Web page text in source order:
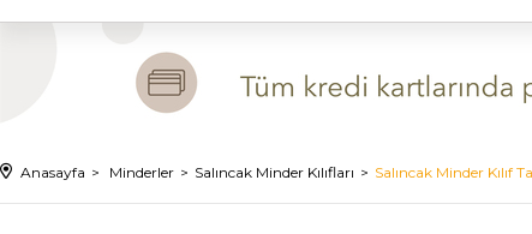
Anasayfa Minderler Salıncak Minder Kılıfları Salıncak Minder Kılıf